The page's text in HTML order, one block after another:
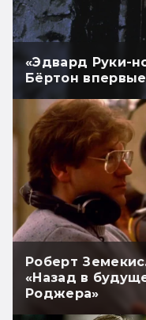
«Эдвард Руки-
Бёртон
Роберт
«Назад в
Роджера»